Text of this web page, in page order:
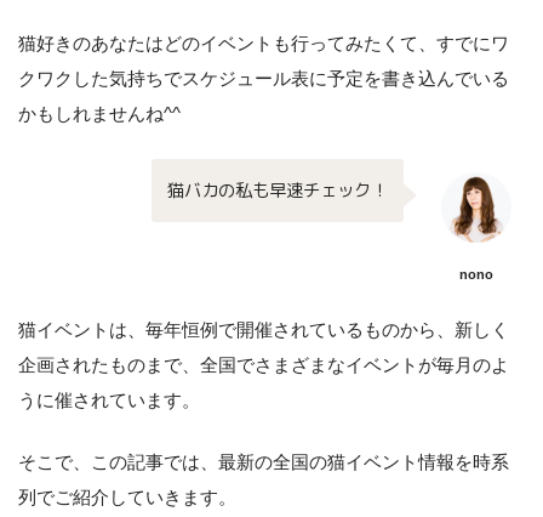
猫好きのあなたはどのイベントも行ってみたくて、すでにワ
クワクした気持ちでスケジュール表に予定を書き込んでいる
かもしれませんね^^
猫バカの私も早速チェック！
nono
猫イベントは、毎年恒例で開催されているものから、新しく
企画されたものまで、全国でさまざまなイベントが毎月のよ
うに催されています。
そこで、この記事では、最新の全国の猫イベント情報を時系
列でご紹介していきます。